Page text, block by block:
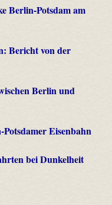
Berlin-Potsdam am
Bericht von der
Berlin und
Eisenbahn
bei Dunkelheit